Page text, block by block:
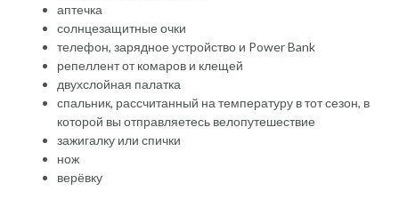
аптечка
солнцезащитные очки
телефон, зарядное устройство и Power Bank
репеллент от комаров и клещей
двухслойная палатка
спальник, рассчитанный на температуру в тот сезон, в
которой вы отправляетесь велопутешествие
зажигалку или спички
нож
верёвку